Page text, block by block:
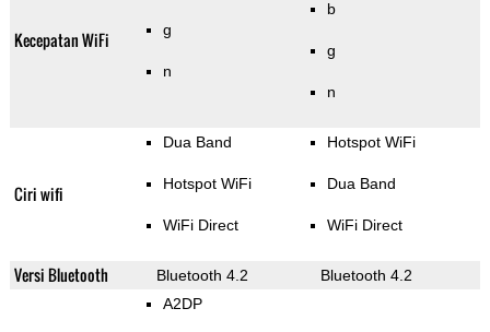
Kecepatan WiFi g
n
b
g
n
Ciri wifi
Dua Band
Hotspot WiFi
WiFi Direct
Hotspot WiFi
Dua Band
WiFi Direct
Versi Bluetooth Bluetooth 4.2 Bluetooth 4.2
A2DP